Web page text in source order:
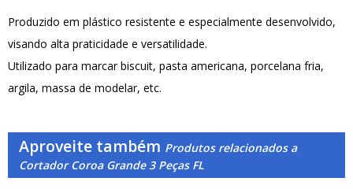
Produzido em plástico resistente e especialmente desenvolvido,
visando alta praticidade e versatilidade.
Utilizado para marcar biscuit, pasta americana, porcelana fria,
argila, massa de modelar, etc.
Aproveite também Produtos relacionados a
Cortador Coroa Grande 3 Peças FL